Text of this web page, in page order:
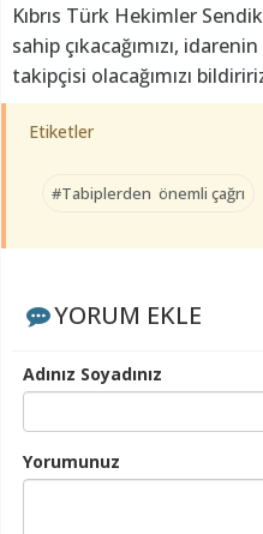
Kıbrıs Türk Hekimler
sahip çıkacağımızı,
takipçisi olacağımızı
Etiketler
#Tabiplerden önemli çağrı
YORUM EKLE
Adınız Soyadınız
Yorumunuz